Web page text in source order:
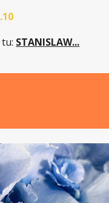
STANISLAW...